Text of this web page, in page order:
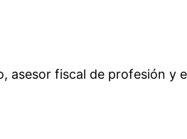
asesor fiscal de profesión y